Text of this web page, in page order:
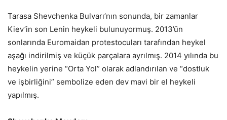
Tarasa Shevchenka Bulvarı’nın sonunda, bir zamanlar
Kiev’in son Lenin heykeli bulunuyormuş. 2013’ün
sonlarında Euromaidan protestocuları tarafından heykel
aşağı indirilmiş ve küçük parçalara ayrılmış. 2014 yılında bu
heykelin yerine “Orta Yol” olarak adlandırılan ve “dostluk
ve işbirliğini” sembolize eden dev mavi bir el heykeli
yapılmış.